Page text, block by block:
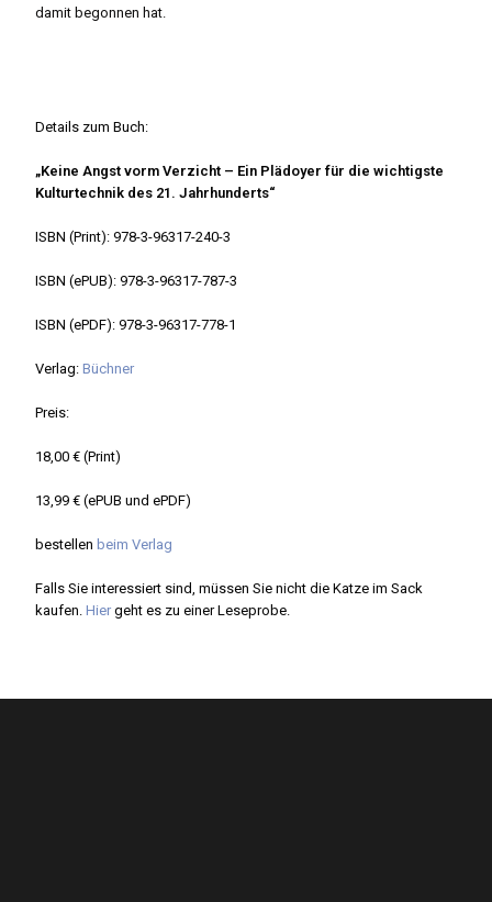
damit begonnen hat.
Details zum Buch:
„Keine Angst vorm Verzicht – Ein Plädoyer für die wichtigste
Kulturtechnik des 21. Jahrhunderts“
ISBN (Print): 978-3-96317-240-3
ISBN (ePUB): 978-3-96317-787-3
ISBN (ePDF): 978-3-96317-778-1
Verlag:Büchner
Preis:
18,00 € (Print)
13,99 € (ePUB und ePDF)
bestellen beim Verlag
Falls Sie interessiert sind, müssen Sie nicht die Katze im Sack
kaufen.Hier geht es zu einer Leseprobe.